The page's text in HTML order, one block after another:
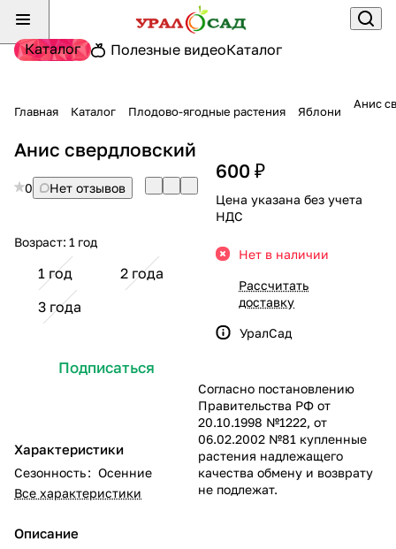
Каталог Полезные видеоКаталог
Главная Каталог Плодово-ягодные растения Яблони
Анис
Анис свердловский
0 Нет отзывов
Возраст: 1 год
1 год
2 года
3 года
Подписаться
Характеристики
Сезонность: Осенние
Все характеристики
Описание
600 ₽
Цена указана без учета
НДС
Нет в наличии
Рассчитать
доставку
УралСад
Согласно постановлению
Правительства РФ от
20.10.1998 №1222, от
06.02.2002 №81 купленные
растения надлежащего
качества обмену и возврату
не подлежат.